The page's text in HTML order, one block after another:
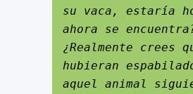
su vaca, estaría
ahora se
¿Realmente crees
hubieran
aquel animal